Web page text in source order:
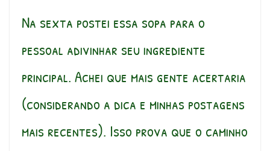
Na sexta postei essa sopa para o
pessoal adivinhar seu ingrediente
principal. Achei que mais gente acertaria
(considerando a dica e minhas postagens
mais recentes). Isso prova que o caminho